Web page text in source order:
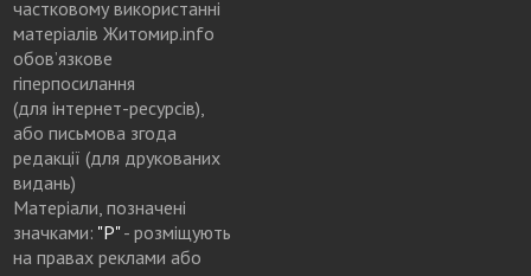
частковому використанні
матеріалів Житомир.info
обов’язкове
гіперпосилання
(для інтернет-ресурсів),
або письмова згода
редакції (для друкованих
видань)
Матеріали, позначені
значками: "Р"- розміщують
на правах реклами або